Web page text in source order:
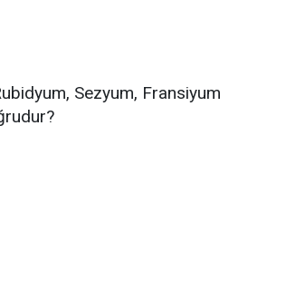
Sezyum, Fransiyum